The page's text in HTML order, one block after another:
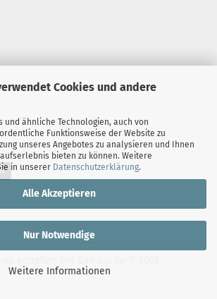
Cookies und andere
und ähnliche Technologien, auch von
Funktionsweise der Website zu
unseres Angebotes zu analysieren und Ihnen
bieten zu können. Weitere
in unserer Datenschutzerklärung.
Alle Akzeptieren
Nur Notwendige
Weitere Informationen